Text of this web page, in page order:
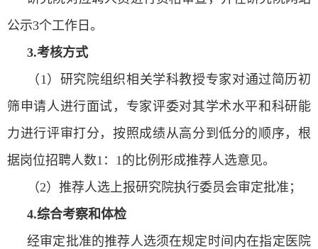
公示3个工作日。
3.考核方式
（1 ）研究院组织相关学科教授专家对通过简历初
筛申请人进行面试，专家评委对其学术水平和科研能
力进行评审打分，按照成绩从高分到低分的顺序，根
据岗位招聘人数1 ： 1 的比例形成推荐人选意见。
（2）推荐人选上报研究院执行委员会审定批准；
4.综合考察和体检
经审定批准的推荐人选须在规定时间内在指定医院